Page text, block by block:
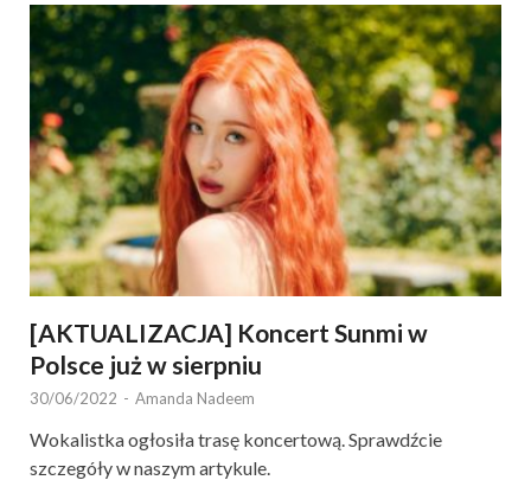
[AKTUALIZACJA] Koncert Sunmi w
Polsce już w sierpniu
30/06/2022 - Amanda Nadeem
Wokalistka ogłosiła trasę koncertową. Sprawdźcie
szczegóły w naszym artykule.